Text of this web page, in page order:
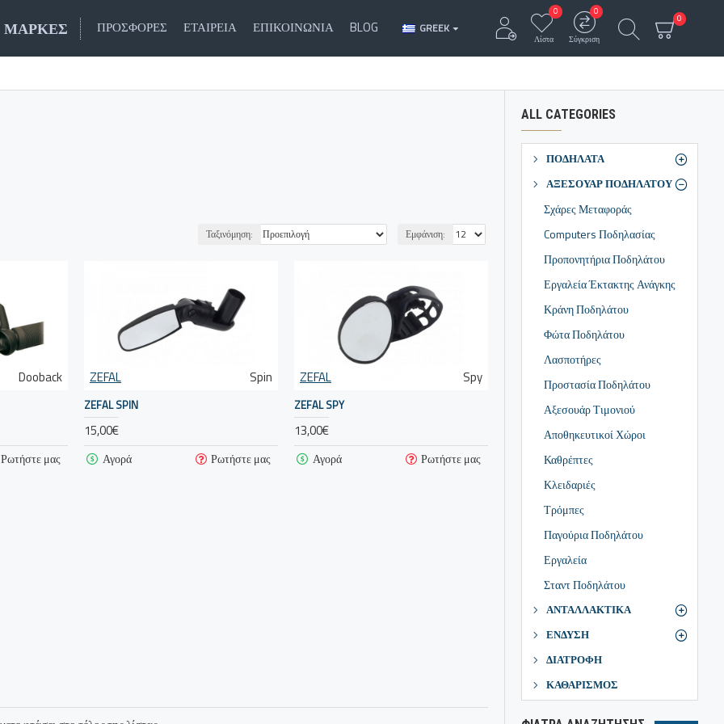
ΜΆΡΚΕΣ ΠΡΟΣΦΟΡΈΣ ΕΤΑΙΡΕΊΑ ΕΠΙΚΟΙΝΩΝΊΑ BLOG GREEK
Λίστα
0
Σύγκριση
0
0
Ταξινόμηση: Εμφάνιση:
Dooback
Ρωτήστε μας
ZEFAL Spin
ZEFAL SPIN
15,00€
Αγορά Ρωτήστε μας
ZEFAL Spy
ZEFAL SPY
13,00€
Αγορά Ρωτήστε μας
ALL CATEGORIES
ΠΟΔΗΛΑΤΑ
ΑΞΕΣΟΥΑΡ ΠΟΔΗΛΑΤΟΥ
Σχάρες Μεταφοράς
Computers Ποδηλασίας
Προπονητήρια Ποδηλάτου
Εργαλεία Έκτακτης Ανάγκης
Κράνη Ποδηλάτου
Φώτα Ποδηλάτου
Λασποτήρες
Προστασία Ποδηλάτου
Αξεσουάρ Τιμονιού
Αποθηκευτικοί Χώροι
Καθρέπτες
Κλειδαριές
Τρόμπες
Παγούρια Ποδηλάτου
Εργαλεία
Σταντ Ποδηλάτου
ΑΝΤΑΛΛΑΚΤΙΚΑ
ΕΝΔΥΣΗ
ΔΙΑΤΡΟΦΗ
ΚΑΘΑΡΙΣΜΟΣ